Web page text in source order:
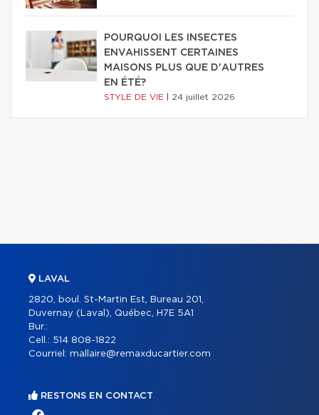
POURQUOI LES INSECTES
ENVAHISSENT CERTAINES
MAISONS PLUS QUE D'AUTRES
EN ÉTÉ?
STYLE DE VIE 24 juillet 2026
LAVAL
2820, boul. St-Martin Est, Bureau 201,
Duvernay (Laval), Québec, H7E 5A1
Bur.:
Cell.: 514 808-1822
Courriel: mallaire@remaxducartier.com
RESTONS EN CONTACT